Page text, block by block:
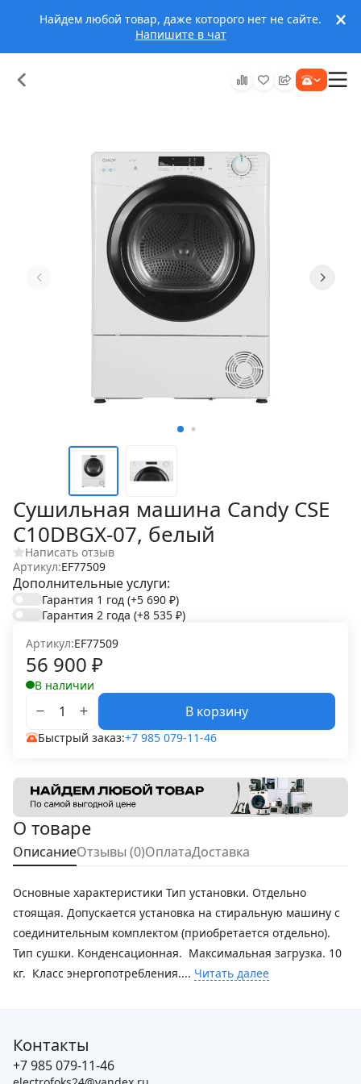
Найдем любой товар, даже которого нет не сайте.
Напишите в чат
Сушильная машина Candy CSE
C10DBGX-07, белый
Написать отзыв
Артикул:EF77509
Дополнительные услуги:
Гарантия 1 год (+5 690 ₽)
Гарантия 2 года (+8 535 ₽)
Артикул:EF77509
56 900 ₽
В наличии
В корзину
Быстрый заказ:+7 985 079-11-46
О товаре
ОписаниеОтзывы (0)ОплатаДоставка
Основные характеристики Тип установки. Отдельно
стоящая. Допускается установка на стиральную машину с
соединительным комплектом (приобретается отдельно).
Тип сушки. Конденсационная. Максимальная загрузка. 10
кг. Класс энергопотребления.... Читать далее
Контакты
+7 985 079-11-46